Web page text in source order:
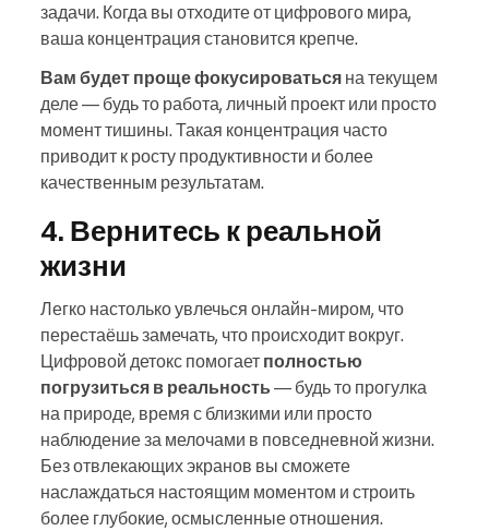
задачи. Когда вы отходите от цифрового мира,
ваша концентрация становится крепче.
Вам будет проще фокусироваться на текущем
деле — будь то работа, личный проект или просто
момент тишины. Такая концентрация часто
приводит к росту продуктивности и более
качественным результатам.
4. Вернитесь к реальной
жизни
Легко настолько увлечься онлайн-миром, что
перестаёшь замечать, что происходит вокруг.
Цифровой детокс помогает полностью
погрузиться в реальность — будь то прогулка
на природе, время с близкими или просто
наблюдение за мелочами в повседневной жизни.
Без отвлекающих экранов вы сможете
наслаждаться настоящим моментом и строить
более глубокие, осмысленные отношения.